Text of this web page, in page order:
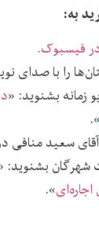
به:
در فیسبوک.
را با صدای
زمانه بشنوید: «
».
سعید منافی
شهرگان بشنوید:
».